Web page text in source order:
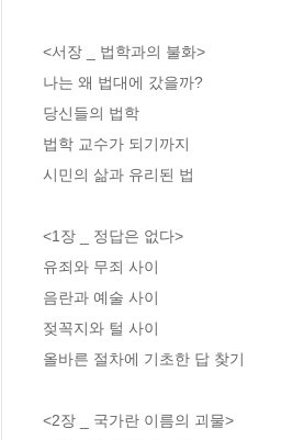
<서장 _ 법학과의 불화>
나는 왜 법대에 갔을까?
당신들의 법학
법학 교수가 되기까지
시민의 삶과 유리된 법
<1장 _ 정답은 없다>
유죄와 무죄 사이
음란과 예술 사이
젖꼭지와 털 사이
올바른 절차에 기초한 답 찾기
<2장 _ 국가란 이름의 괴물>